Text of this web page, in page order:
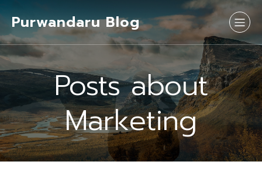
Purwandaru Blog
Posts about
Marketing